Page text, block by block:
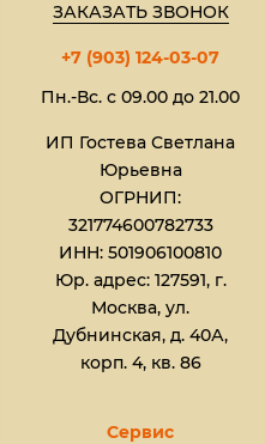
ЗАКАЗАТЬ ЗВОНОК
+7 (903) 124-03-07
Пн.-Вс. с 09.00 до 21.00
ИП Гостева Светлана
Юрьевна​
ОГРНИП:
321774600782733
ИНН: 501906100810
Юр. адрес: 127591, г.
Москва, ул.
Дубнинская, д. 40А,
корп. 4, кв. 86
Сервис